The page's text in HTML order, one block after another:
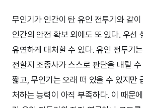
무인기가 인간이 탄 유인 전투기와 같
인간의 안전 확보 외에도 또 있다. 우선
유연하게 대처할 수 있다. 유인 전투기
전할지 조종사가 스스로 판단을 내릴
짧고, 무인기는 오래 떠 있을 수 있지만
처하는 능력이 아직 부족하다. 이 때문